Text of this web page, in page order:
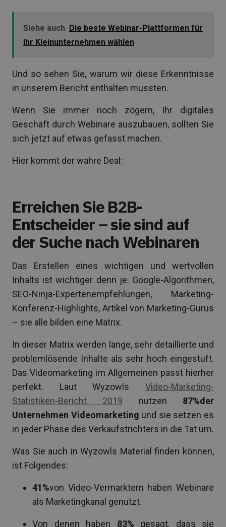
Siehe auch Die beste Webinar-Plattformen für
Ihr Kleinunternehmen wählen
Und so sehen Sie, warum wir diese Erkenntnisse
in unserem Bericht enthalten mussten.
Wenn Sie immer noch zögern, Ihr digitales
Geschäft durch Webinare auszubauen, sollten Sie
sich jetzt auf etwas gefasst machen.
Hier kommt der wahre Deal:
Erreichen Sie B2B-
Entscheider – sie sind auf
der Suche nach Webinaren
Das Erstellen eines wichtigen und wertvollen
Inhalts ist wichtiger denn je. Google-Algorithmen,
SEO-Ninja-Expertenempfehlungen, Marketing-
Konferenz-Highlights, Artikel von Marketing-Gurus
– sie alle bilden eine Matrix.
In dieser Matrix werden lange, sehr detaillierte und
problemlösende Inhalte als sehr hoch eingestuft.
Das Videomarketing im Allgemeinen passt hierher
perfekt. Laut Wyzowls Video-Marketing-
Statistiken-Bericht 2019 nutzen 87%der
Unternehmen Videomarketing und sie setzen es
in jeder Phase des Verkaufstrichters in die Tat um.
Was Sie auch in Wyzowls Material finden können,
ist Folgendes:
41%von Video-Vermarktern haben Webinare
als Marketingkanal genutzt.
Von denen haben 83%
gesagt, dass sie